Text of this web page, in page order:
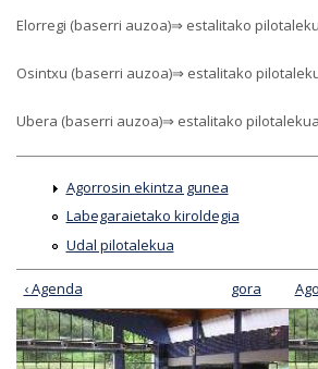
Elorregi (baserri auzoa)⇒ estalitako
Osintxu (baserri auzoa)⇒ estalitako
Ubera (baserri auzoa)⇒ estalitako
Agorrosin ekintza gunea
Labegaraietako kiroldegia
Udal pilotalekua
‹ Agenda gora